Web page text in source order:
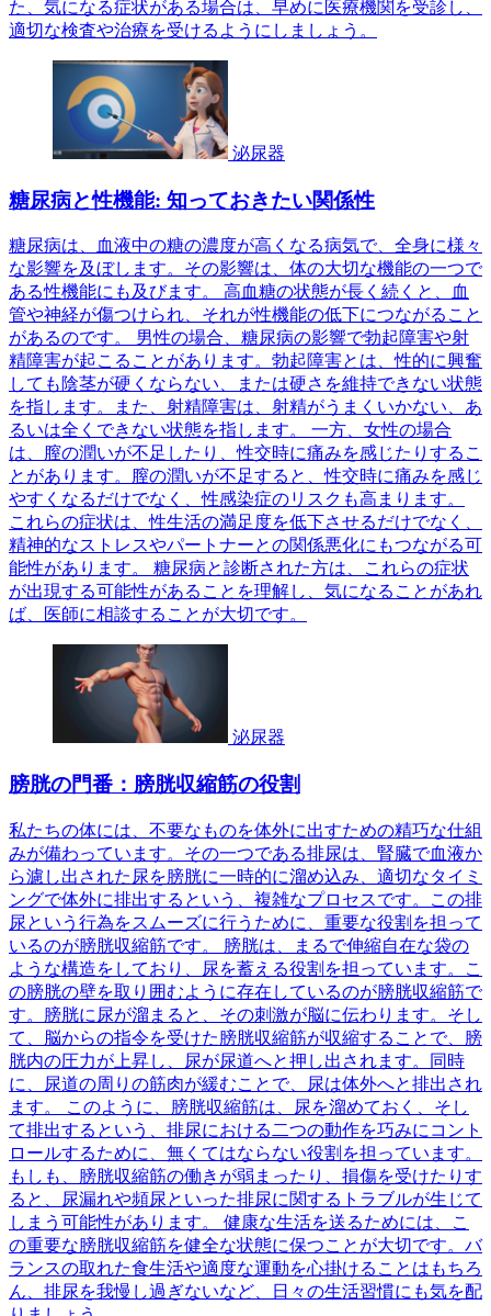
た、気になる症状がある場合は、早めに医療機関を受診し、
適切な検査や治療を受けるようにしましょう。
泌尿器
糖尿病と性機能: 知っておきたい関係性
糖尿病は、血液中の糖の濃度が高くなる病気で、全身に様々
な影響を及ぼします。その影響は、体の大切な機能の一つで
ある性機能にも及びます。 高血糖の状態が長く続くと、血
管や神経が傷つけられ、それが性機能の低下につながること
があるのです。 男性の場合、糖尿病の影響で勃起障害や射
精障害が起こることがあります。勃起障害とは、性的に興奮
しても陰茎が硬くならない、または硬さを維持できない状態
を指します。また、射精障害は、射精がうまくいかない、あ
るいは全くできない状態を指します。 一方、女性の場合
は、膣の潤いが不足したり、性交時に痛みを感じたりするこ
とがあります。膣の潤いが不足すると、性交時に痛みを感じ
やすくなるだけでなく、性感染症のリスクも高まります。
これらの症状は、性生活の満足度を低下させるだけでなく、
精神的なストレスやパートナーとの関係悪化にもつながる可
能性があります。 糖尿病と診断された方は、これらの症状
が出現する可能性があることを理解し、気になることがあれ
ば、医師に相談することが大切です。
泌尿器
膀胱の門番：膀胱収縮筋の役割
私たちの体には、不要なものを体外に出すための精巧な仕組
みが備わっています。その一つである排尿は、腎臓で血液か
ら濾し出された尿を膀胱に一時的に溜め込み、適切なタイミ
ングで体外に排出するという、複雑なプロセスです。この排
尿という行為をスムーズに行うために、重要な役割を担って
いるのが膀胱収縮筋です。 膀胱は、まるで伸縮自在な袋の
ような構造をしており、尿を蓄える役割を担っています。こ
の膀胱の壁を取り囲むように存在しているのが膀胱収縮筋で
す。膀胱に尿が溜まると、その刺激が脳に伝わります。そし
て、脳からの指令を受けた膀胱収縮筋が収縮することで、膀
胱内の圧力が上昇し、尿が尿道へと押し出されます。同時
に、尿道の周りの筋肉が緩むことで、尿は体外へと排出され
ます。 このように、膀胱収縮筋は、尿を溜めておく、そし
て排出するという、排尿における二つの動作を巧みにコント
ロールするために、無くてはならない役割を担っています。
もしも、膀胱収縮筋の働きが弱まったり、損傷を受けたりす
ると、尿漏れや頻尿といった排尿に関するトラブルが生じて
しまう可能性があります。 健康な生活を送るためには、こ
の重要な膀胱収縮筋を健全な状態に保つことが大切です。バ
ランスの取れた食生活や適度な運動を心掛けることはもちろ
ん、排尿を我慢し過ぎないなど、日々の生活習慣にも気を配